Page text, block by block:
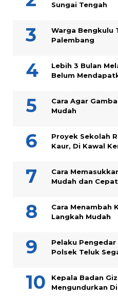
Sungai Tengah
Warga Bengkulu
Palembang
Lebih 3 Bulan
Belum
Cara Agar
Mudah
Proyek Sekolah
Kaur, Di Kawal
Cara
Mudah dan
Cara Menambah
Langkah Mudah
Pelaku
Polsek Teluk
Kepala Badan
Mengundurkan